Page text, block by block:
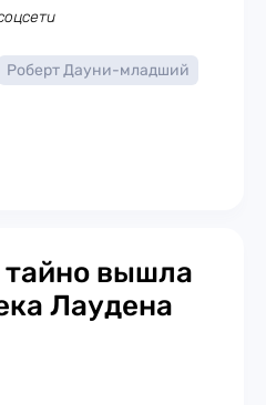
Роберт Дауни-младший
вышла
Лаудена